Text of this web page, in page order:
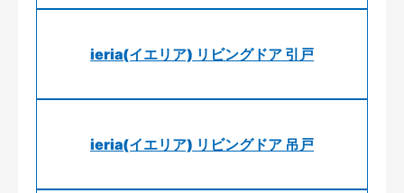
ieria(イエリア) リビングドア 引戸
ieria(イエリア) リビングドア 吊戸